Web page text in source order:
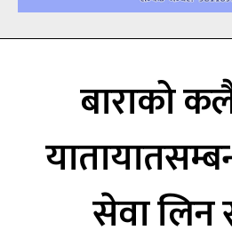
बाराको
सेवा